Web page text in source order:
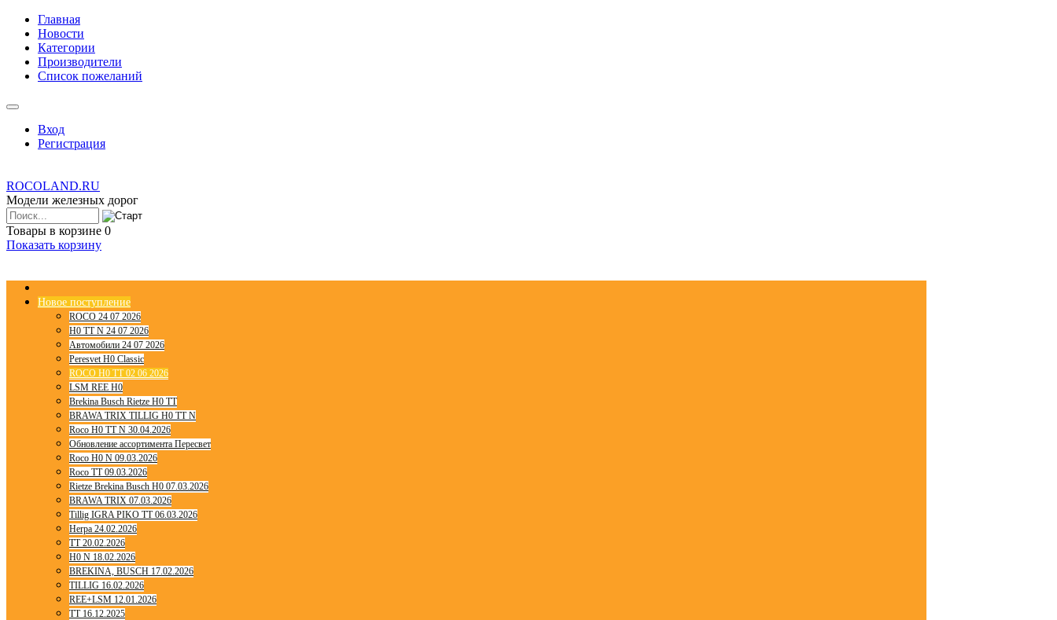
Главная
Новости
Категории
Производители
Список пожеланий
Вход
Регистрация
ROCOLAND.RU
Модели железных дорог
Товары в корзине 0
Показать корзину
Новое поступление
ROCO 24 07 2026
H0 TT N 24 07 2026
Автомобили 24 07 2026
Peresvet H0 Classic
ROCO H0 TT 02 06 2026
LSM REE H0
Brekina Busch Rietze H0 TT
BRAWA TRIX TILLIG H0 TT N
Roco H0 TT N 30.04.2026
Обновление ассортимента Пересвет
Roco H0 N 09.03.2026
Roco TT 09.03.2026
Rietze Brekina Busch H0 07.03.2026
BRAWA TRIX 07.03.2026
Tillig IGRA PIKO TT 06.03.2026
Herpa 24.02.2026
TT 20.02.2026
H0 N 18.02.2026
BREKINA, BUSCH 17.02.2026
TILLIG 16.02.2026
REE+LSM 12.01.2026
TT 16.12.2025